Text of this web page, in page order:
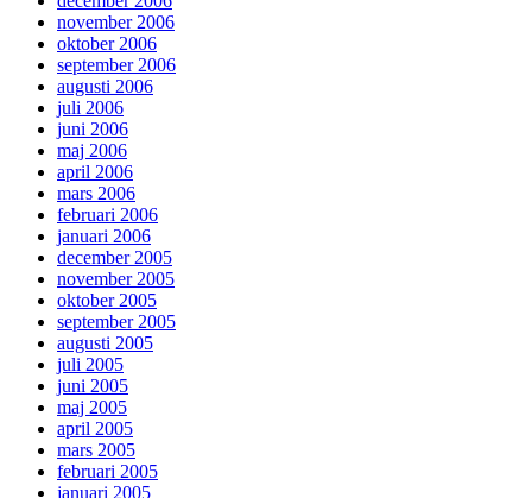
november 2006
oktober 2006
september 2006
augusti 2006
juli 2006
juni 2006
maj 2006
april 2006
mars 2006
februari 2006
januari 2006
december 2005
november 2005
oktober 2005
september 2005
augusti 2005
juli 2005
juni 2005
maj 2005
april 2005
mars 2005
februari 2005
januari 2005